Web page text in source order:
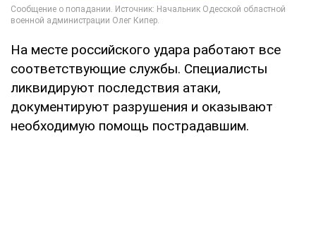
На месте российского удара работают все
соответствующие службы. Специалисты
ликвидируют последствия атаки,
документируют разрушения и оказывают
необходимую помощь пострадавшим.